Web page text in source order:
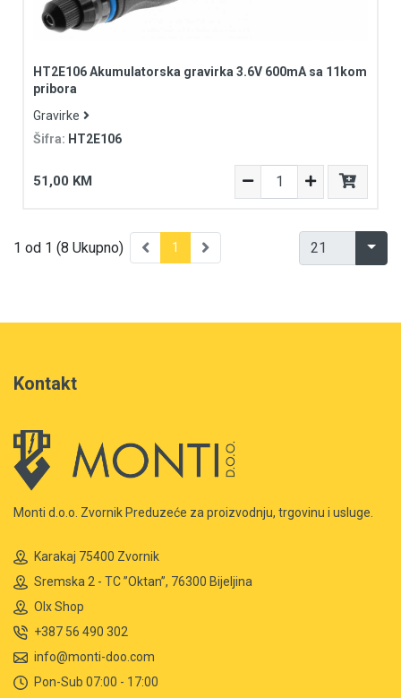
HT2E106 Akumulatorska gravirka 3.6V 600mA sa 11kom
pribora
Gravirke
Šifra: HT2E106
51,00 KM
1 od 1 (8 Ukupno) 1
Kontakt
Monti d.o.o. Zvornik Preduzeće za proizvodnju, trgovinu i usluge.
Karakaj 75400 Zvornik
Sremska 2 - TC ”Oktan”, 76300 Bijeljina
Olx Shop
+387 56 490 302
info@monti-doo.com
Pon-Sub 07:00 - 17:00